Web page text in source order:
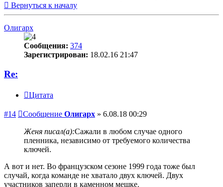
Вернуться к началу
Олигарх
Сообщения: 374
Зарегистрирован: 18.02.16 21:47
Re:
Цитата
#14 Сообщение Олигарх » 6.08.18 00:29
Женя писал(а):Сажали в любом случае одного
пленника, независимо от требуемого количества
ключей.
А вот и нет. Во французском сезоне 1999 года тоже был
случай, когда команде не хватало двух ключей. Двух
участников заперли в каменном мешке.